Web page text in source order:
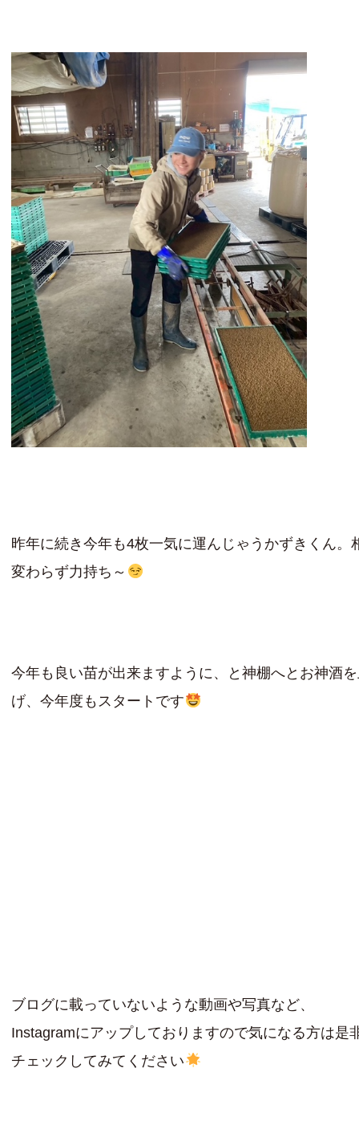
昨年に続き今年も4枚一気に運んじゃうかずきくん。
変わらず力持ち～
今年も良い苗が出来ますように、と神棚へとお神酒
げ、今年度もスタートです
ブログに載っていないような動画や写真など、
Instagramにアップしておりますので気になる方は是
チェックしてみてください